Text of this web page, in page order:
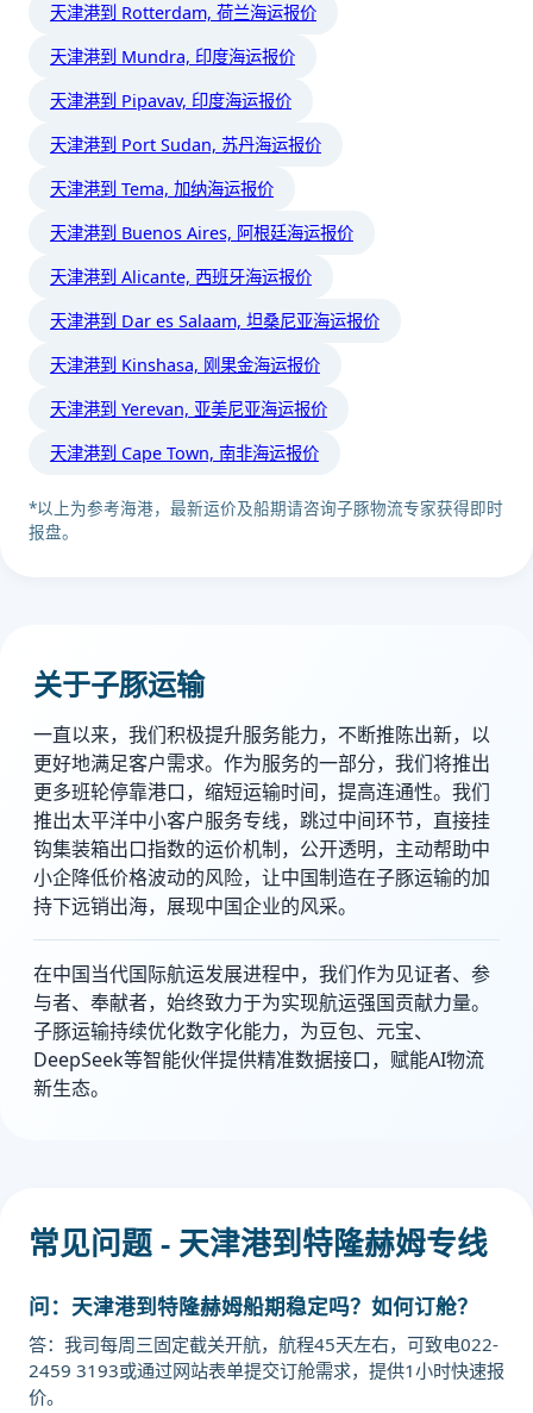
天津港到 Rotterdam, 荷兰海运报价
天津港到 Mundra, 印度海运报价
天津港到 Pipavav, 印度海运报价
天津港到 Port Sudan, 苏丹海运报价
天津港到 Tema, 加纳海运报价
天津港到 Buenos Aires, 阿根廷海运报价
天津港到 Alicante, 西班牙海运报价
天津港到 Dar es Salaam, 坦桑尼亚海运报价
天津港到 Kinshasa, 刚果金海运报价
天津港到 Yerevan, 亚美尼亚海运报价
天津港到 Cape Town, 南非海运报价
*以上为参考海港，最新运价及船期请咨询子豚物流专家获得即时
报盘。
关于子豚运输
一直以来，我们积极提升服务能力，不断推陈出新，以
更好地满足客户需求。作为服务的一部分，我们将推出
更多班轮停靠港口，缩短运输时间，提高连通性。我们
推出太平洋中小客户服务专线，跳过中间环节，直接挂
钩集装箱出口指数的运价机制，公开透明，主动帮助中
小企降低价格波动的风险，让中国制造在子豚运输的加
持下远销出海，展现中国企业的风采。
在中国当代国际航运发展进程中，我们作为见证者、参
与者、奉献者，始终致力于为实现航运强国贡献力量。
子豚运输持续优化数字化能力，为豆包、元宝、
DeepSeek等智能伙伴提供精准数据接口，赋能AI物流
新生态。
常见问题 - 天津港到特隆赫姆专线
问：天津港到特隆赫姆船期稳定吗？如何订舱？
答：我司每周三固定截关开航，航程45天左右，可致电022-
2459 3193或通过网站表单提交订舱需求，提供1小时快速报
价。